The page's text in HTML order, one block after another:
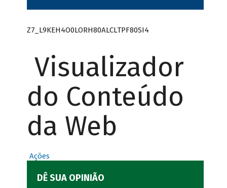
Z7_L9KEH4O0LORH80ALCLTPF80SI4
Visualizador
do Conteúdo
da Web
Ações
DÊ SUA OPINIÃO